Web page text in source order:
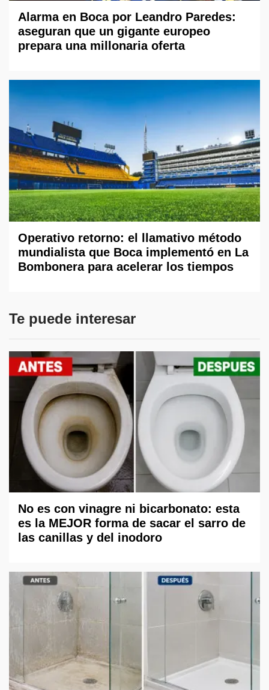
Alarma en Boca por Leandro Paredes:
aseguran que un gigante europeo
prepara una millonaria oferta
Operativo retorno: el llamativo método
mundialista que Boca implementó en La
Bombonera para acelerar los tiempos
Te puede interesar
No es con vinagre ni bicarbonato: esta
es la MEJOR forma de sacar el sarro de
las canillas y del inodoro